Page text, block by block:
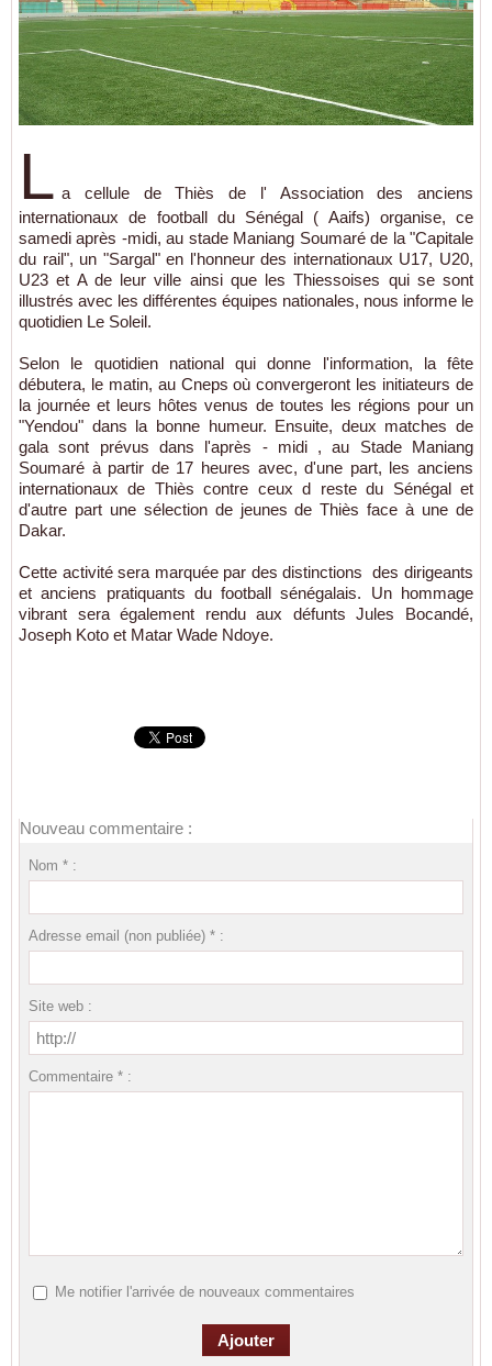
L a cellule de Thiès de l' Association des anciens
internationaux de football du Sénégal ( Aaifs) organise, ce
samedi après -midi, au stade Maniang Soumaré de la "Capitale
du rail", un "Sargal" en l'honneur des internationaux U17, U20,
U23 et A de leur ville ainsi que les Thiessoises qui se sont
illustrés avec les différentes équipes nationales, nous informe le
quotidien Le Soleil.
Selon le quotidien national qui donne l'information, la fête
débutera, le matin, au Cneps où convergeront les initiateurs de
la journée et leurs hôtes venus de toutes les régions pour un
"Yendou" dans la bonne humeur. Ensuite, deux matches de
gala sont prévus dans l'après - midi , au Stade Maniang
Soumaré à partir de 17 heures avec, d'une part, les anciens
internationaux de Thiès contre ceux d reste du Sénégal et
d'autre part une sélection de jeunes de Thiès face à une de
Dakar.
Cette activité sera marquée par des distinctions des dirigeants
et anciens pratiquants du football sénégalais. Un hommage
vibrant sera également rendu aux défunts Jules Bocandé,
Joseph Koto et Matar Wade Ndoye.
Nouveau commentaire :
Nom * :
Adresse email (non publiée) * :
Site web :
Commentaire * :
Me notifier l'arrivée de nouveaux commentaires